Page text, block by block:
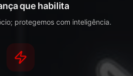
que habilita
protegemos com inteligência.